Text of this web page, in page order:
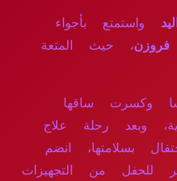
واستمتع بأجواء
فروزن، حيث المتعة
وكسرت ساقها
وبعد رحلة علاج
بسلامتها، انضم
للحفل من التجهيزات